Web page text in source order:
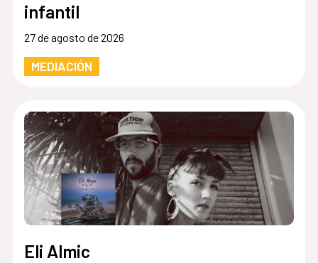
infantil
27 de agosto de 2026
MEDIACIÓN
Eli Almic